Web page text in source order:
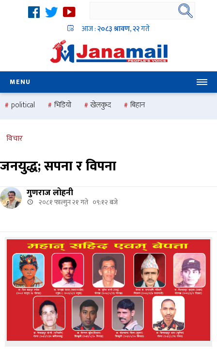
आज :२०८३ श्रावण, २२गते
MENU
political भिडियो खेलकुद
बिहान
national
विचार
जनयुद्ध; सपना र विपना
गुणराज लोहनी
२०८१ फाल्गुन २१ गते ०९:१२ बजे